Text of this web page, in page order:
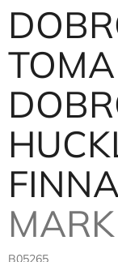
FINNA
MARK
B05265